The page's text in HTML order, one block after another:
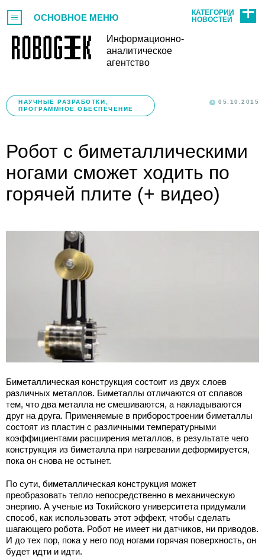
Информационно-
аналитическое
агентство
ОСНОВНОЕ МЕНЮ
КАТЕГОРИИ
НОВОСТЕЙ
НАУЧНЫЕ РАЗРАБОТКИ,
ПРОГРАММНОЕ ОБЕСПЕЧЕНИЕ
05.10.2015
Робот с биметаллическими
ногами сможет ходить по
горячей плите (+ видео)
Биметаллическая конструкция состоит из двух слоев
различных металлов. Биметаллы отличаются от сплавов
тем, что два металла не смешиваются, а накладываются
друг на друга. Применяемые в приборостроении биметаллы
состоят из пластин с различными температурными
коэффициентами расширения металлов, в результате чего
конструкция из биметалла при нагревании деформируется,
пока он снова не остынет.
По сути, биметаллическая конструкция может
преобразовать тепло непосредственно в механическую
энергию. А ученые из Токийского университета придумали
способ, как использовать этот эффект, чтобы сделать
шагающего робота. Робот не имеет ни датчиков, ни приводов.
И до тех пор, пока у него под ногами горячая поверхность, он
будет идти и идти.